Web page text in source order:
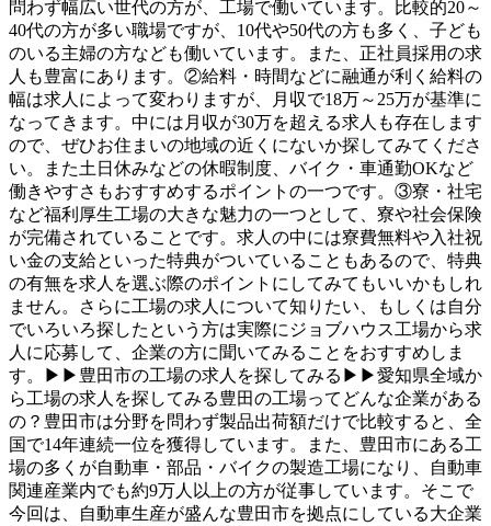
問わず幅広い世代の方が、工場で働いています。比較的20～
40代の方が多い職場ですが、10代や50代の方も多く、子ども
のいる主婦の方なども働いています。また、正社員採用の求
人も豊富にあります。②給料・時間などに融通が利く給料の
幅は求人によって変わりますが、月収で18万～25万が基準に
なってきます。中には月収が30万を超える求人も存在します
ので、ぜひお住まいの地域の近くにないか探してみてくださ
い。また土日休みなどの休暇制度、バイク・車通勤OKなど
働きやすさもおすすめするポイントの一つです。③寮・社宅
など福利厚生工場の大きな魅力の一つとして、寮や社会保険
が完備されていることです。求人の中には寮費無料や入社祝
い金の支給といった特典がついていることもあるので、特典
の有無を求人を選ぶ際のポイントにしてみてもいいかもしれ
ません。さらに工場の求人について知りたい、もしくは自分
でいろいろ探したという方は実際にジョブハウス工場から求
人に応募して、企業の方に聞いてみることをおすすめしま
す。▶▶豊田市の工場の求人を探してみる▶▶愛知県全域か
ら工場の求人を探してみる豊田の工場ってどんな企業がある
の？豊田市は分野を問わず製品出荷額だけで比較すると、全
国で14年連続一位を獲得しています。また、豊田市にある工
場の多くが自動車・部品・バイクの製造工場になり、自動車
関連産業内でも約9万人以上の方が従事しています。そこで
今回は、自動車生産が盛んな豊田市を拠点にしている大企業